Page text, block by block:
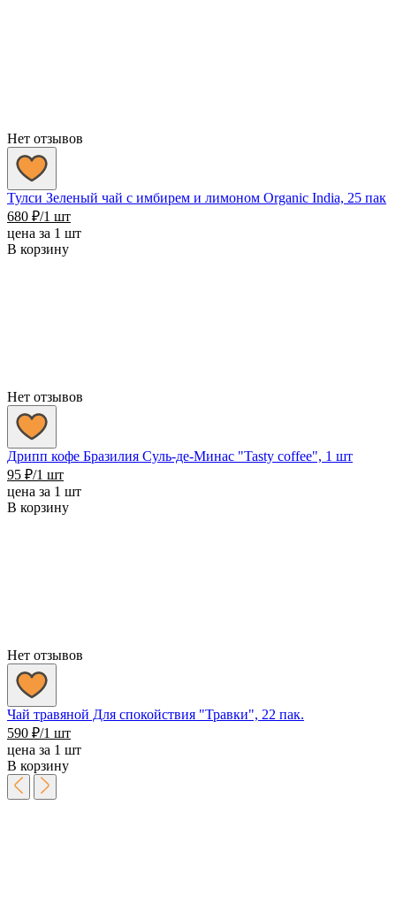
Нет отзывов
Тулси Зеленый чай с имбирем и лимоном Organic India, 25 пак
680 ₽/1 шт
цена за 1 шт
В корзину
Нет отзывов
Дрипп кофе Бразилия Суль-де-Минас "Tasty coffee", 1 шт
95 ₽/1 шт
цена за 1 шт
В корзину
Нет отзывов
Чай травяной Для спокойствия "Травки", 22 пак.
590 ₽/1 шт
цена за 1 шт
В корзину